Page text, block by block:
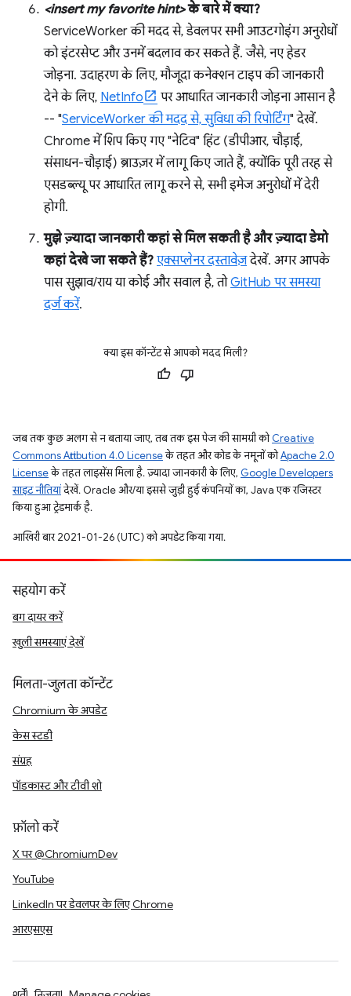
<insert my favorite hint>के बारे में क्या?
ServiceWorker की मदद से, डेवलपर सभी आउटगोइंग अनुरोधों
को इंटरसेप्ट और उनमें बदलाव कर सकते हैं. जैसे, नए हेडर
जोड़ना. उदाहरण के लिए, मौजूदा कनेक्शन टाइप की जानकारी
देने के लिए, NetInfo
पर आधारित जानकारी जोड़ना आसान है
-- "ServiceWorker की मदद से, सुविधा की रिपोर्टिंग" देखें.
Chrome में शिप किए गए "नेटिव" हिंट (डीपीआर, चौड़ाई,
संसाधन-चौड़ाई) ब्राउज़र में लागू किए जाते हैं, क्योंकि पूरी तरह से
एसडब्ल्यू पर आधारित लागू करने से, सभी इमेज अनुरोधों में देरी
होगी.
मुझे ज़्यादा जानकारी कहां से मिल सकती है और ज़्यादा डेमो
कहां देखे जा सकते हैं? एक्सप्लेनर दस्तावेज़देखें. अगर आपके
पास सुझाव/राय या कोई और सवाल है, तोGitHub पर समस्या
दर्ज करें.
क्या इस कॉन्टेंट से आपको मदद मिली?
जब तक कुछ अलग से न बताया जाए, तब तक इस पेज की सामग्री कोCreative
Commons Attribution 4.0 Licenseके तहत और कोड के नमूनों कोApache 2.0
Licenseके तहत लाइसेंस मिला है. ज़्यादा जानकारी के लिए, Google Developers
साइट नीतियांदेखें. Oracle और/या इससे जुड़ी हुई कंपनियों का, Java एक रजिस्टर
किया हुआ ट्रेडमार्क है.
आखिरी बार 2021-01-26 (UTC) को अपडेट किया गया.
सहयोग करें
बग दायर करें
खुली समस्याएं देखें
मिलता-जुलता कॉन्टेंट
Chromium के अपडेट
केस स्टडी
संग्रह
पॉडकास्ट और टीवी शो
फ़ॉलो करें
X पर @ChromiumDev
YouTube
LinkedIn पर डेवलपर के लिए Chrome
आरएसएस